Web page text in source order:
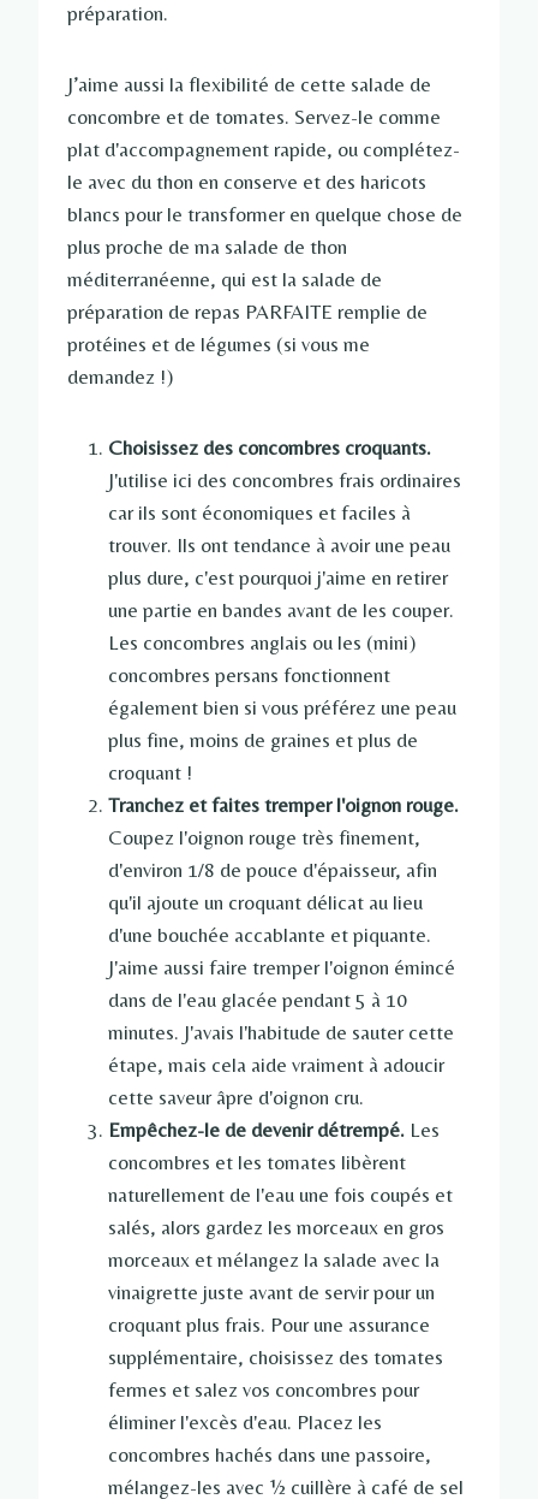
préparation.
J’aime aussi la flexibilité de cette salade de
concombre et de tomates. Servez-le comme
plat d'accompagnement rapide, ou complétez-
le avec du thon en conserve et des haricots
blancs pour le transformer en quelque chose de
plus proche de ma salade de thon
méditerranéenne, qui est la salade de
préparation de repas PARFAITE remplie de
protéines et de légumes (si vous me
demandez !)
Choisissez des concombres croquants.
J'utilise ici des concombres frais ordinaires
car ils sont économiques et faciles à
trouver. Ils ont tendance à avoir une peau
plus dure, c'est pourquoi j'aime en retirer
une partie en bandes avant de les couper.
Les concombres anglais ou les (mini)
concombres persans fonctionnent
également bien si vous préférez une peau
plus fine, moins de graines et plus de
croquant !
Tranchez et faites tremper l'oignon rouge.
Coupez l'oignon rouge très finement,
d'environ 1/8 de pouce d'épaisseur, afin
qu'il ajoute un croquant délicat au lieu
d'une bouchée accablante et piquante.
J'aime aussi faire tremper l'oignon émincé
dans de l'eau glacée pendant 5 à 10
minutes. J'avais l'habitude de sauter cette
étape, mais cela aide vraiment à adoucir
cette saveur âpre d'oignon cru.
Empêchez-le de devenir détrempé. Les
concombres et les tomates libèrent
naturellement de l'eau une fois coupés et
salés, alors gardez les morceaux en gros
morceaux et mélangez la salade avec la
vinaigrette juste avant de servir pour un
croquant plus frais. Pour une assurance
supplémentaire, choisissez des tomates
fermes et salez vos concombres pour
éliminer l'excès d'eau. Placez les
concombres hachés dans une passoire,
mélangez-les avec ½ cuillère à café de sel